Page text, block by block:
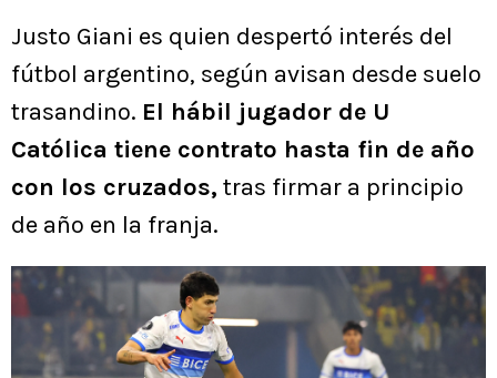
Justo Giani es quien despertó interés del
fútbol argentino, según avisan desde suelo
trasandino. El hábil jugador de U
Católica tiene contrato hasta fin de año
con los cruzados, tras firmar a principio
de año en la franja.